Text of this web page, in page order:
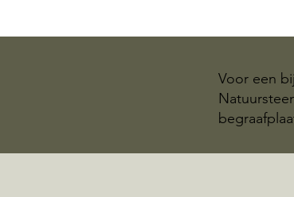
Voor een